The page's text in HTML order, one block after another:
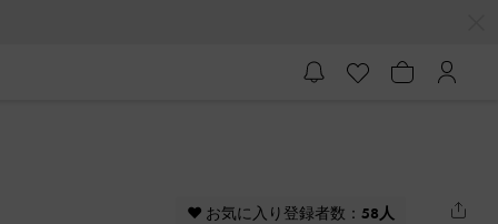
♥ お気に入り登録者数： 58人